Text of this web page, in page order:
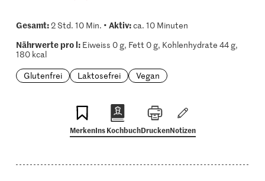
Gesamt:2 Std. 10 Min. • Aktiv:ca. 10 Minuten
Nährwerte pro l:Eiweiss 0 g, Fett 0 g, Kohlenhydrate 44 g,
180 kcal
Glutenfrei
Laktosefrei Vegan
MerkenIns KochbuchDruckenNotizen